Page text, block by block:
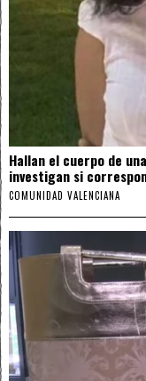
Hallan el cuerpo de
investigan si
COMUNIDAD VALENCIANA